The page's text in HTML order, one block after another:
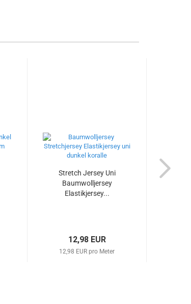
Stretch Jersey Uni
Baumwolljersey
Elastikjersey...
12,98 EUR
12,98 EUR pro Meter